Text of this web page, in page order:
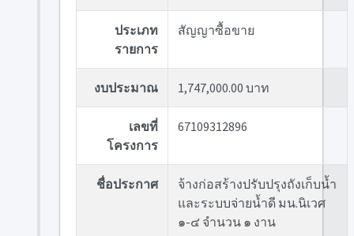
ประเภท
รายการ
สัญญาซื้อขาย
งบประมาณ 1,747,000.00 บาท
เลขที่
โครงการ
67109312896
ชื่อประกาศ
จ้างก่อสร้างปรับปรุงถังเก็บน้ำ
และระบบจ่ายน้ำดี มน.นิเวศ
๑-๔ จำนวน ๑ งาน